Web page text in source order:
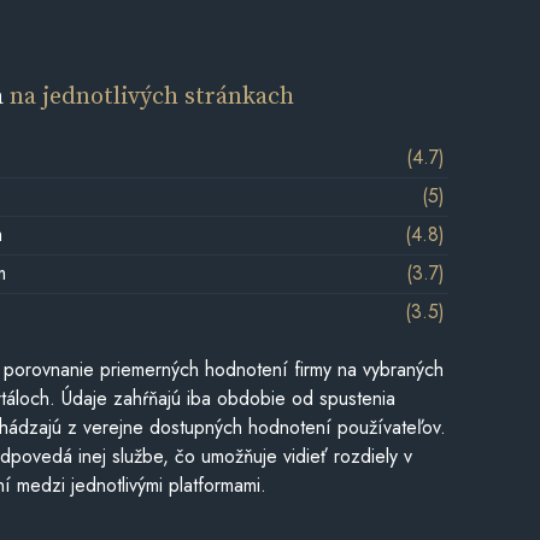
na jednotlivých stránkach
(4.7)
(5)
(4.8)
(3.7)
(3.5)
priemerných hodnotení firmy na vybraných
Údaje zahŕňajú iba obdobie od spustenia
z verejne dostupných hodnotení používateľov.
inej službe, čo umožňuje vidieť rozdiely v
medzi jednotlivými platformami.